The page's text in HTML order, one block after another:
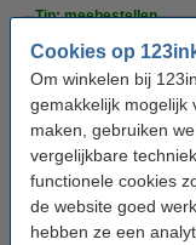
Cookies op
Om winkelen bij
gemakkelijk mogelijk
maken, gebruiken
vergelijkbare
functionele cookies
de website goed
hebben ze een
Tip: meebestellen
123inkt kartonnen
€ 1,50
123inkt geperforeerd
stuks)
Kangaro
€ 2,75